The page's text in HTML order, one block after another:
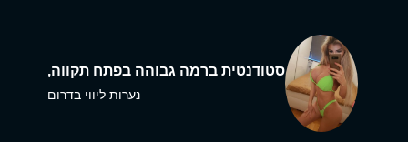
סטודנטית ברמה גבוהה בפתח תקווה,
נערות ליווי בדרום